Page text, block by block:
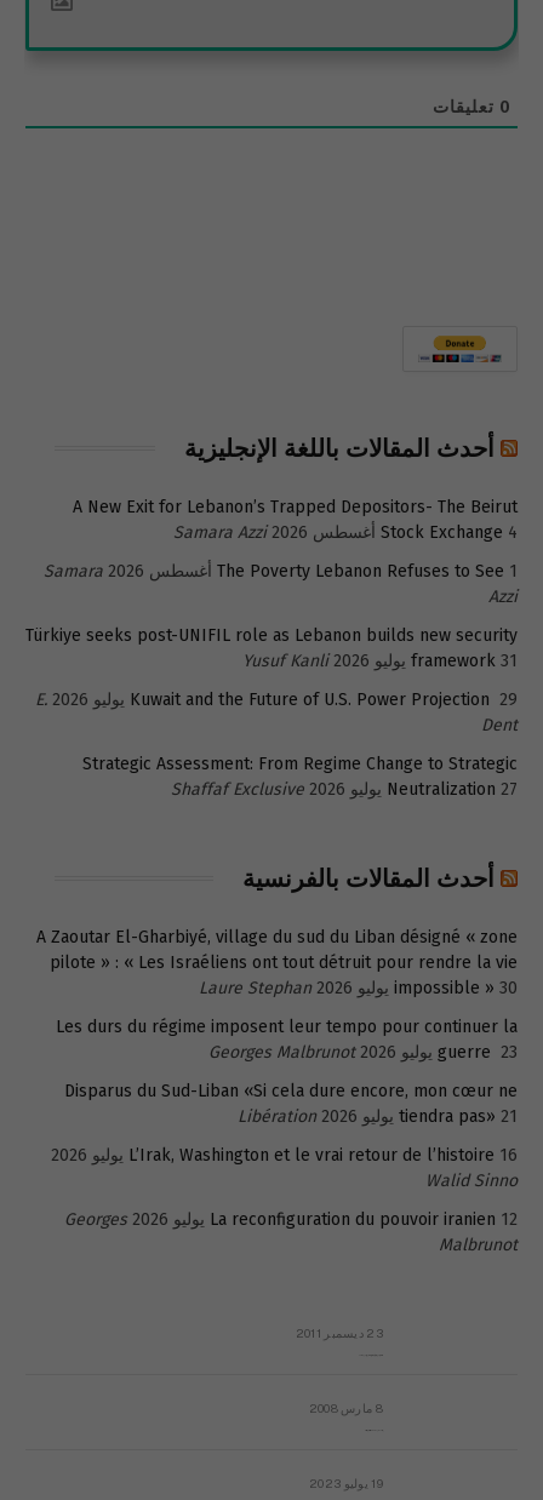
0 تعليقات
أحدث المقالات باللغة الإنجليزية
A New Exit for Lebanon’s Trapped Depositors- The Beirut
Stock Exchange 4 أغسطس 2026
Samara Azzi
The Poverty Lebanon Refuses to See 1 أغسطس 2026
Samara
Azzi
Türkiye seeks post-UNIFIL role as Lebanon builds new security
framework 31 يوليو 2026
Yusuf Kanli
Kuwait and the Future of U.S. Power Projection 29 يوليو 2026
E.
Dent
Strategic Assessment: From Regime Change to Strategic
Neutralization 27 يوليو 2026 Shaffaf Exclusive
أحدث المقالات بالفرنسية
A Zaoutar El-Gharbiyé, village du sud du Liban désigné « zone
pilote » : « Les Israéliens ont tout détruit pour rendre la vie
impossible » 30 يوليو 2026
Laure Stephan
Les durs du régime imposent leur tempo pour continuer la
guerre 23 يوليو 2026
Georges Malbrunot
Disparus du Sud-Liban «Si cela dure encore, mon cœur ne
tiendra pas» 21 يوليو 2026
Libération
L’Irak, Washington et le vrai retour de l’histoire 16 يوليو 2026
Walid Sinno
La reconfiguration du pouvoir iranien 12 يوليو 2026
Georges
Malbrunot
23 ديسمبر 2011
8 مارس 2008
19 يوليو 2023